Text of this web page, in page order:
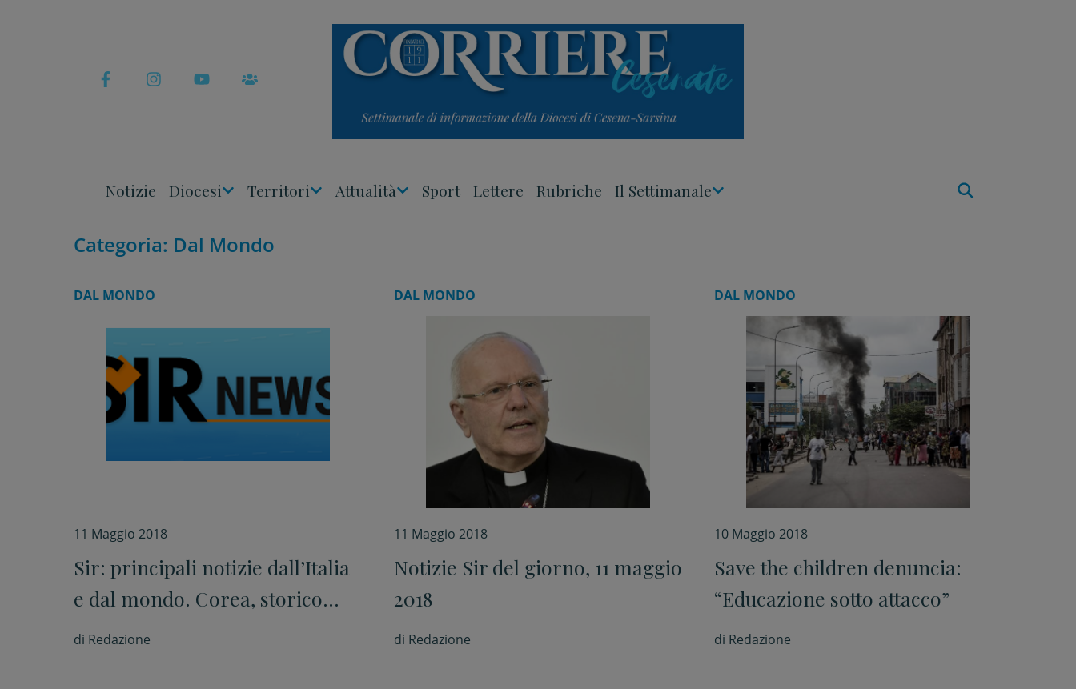
Notizie Diocesi Territori Attualità Sport Lettere Rubriche Il Settimanale
Categoria: Dal Mondo
DAL MONDO
11 Maggio 2018
Sir: principali notizie dall’Italia
e dal mondo. Corea, storico
vertice Trump e Kim il 12
di Redazione
DAL MONDO
11 Maggio 2018
Notizie Sir del giorno, 11 maggio
2018
di Redazione
DAL MONDO
10 Maggio 2018
Save the children denuncia:
“Educazione sotto attacco”
di Redazione